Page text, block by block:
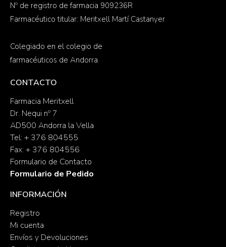
Nº de registro de farmacia 909236R
Farmacéutico titular: Meritxell Martí Castanyer
Colegiado en el colegio de
farmacéuticos de Andorra
CONTACTO
Farmacia Meritxell
Dr. Nequi nº 7
AD500 Andorra la Vella
Tel: + 376 804555
Fax: + 376 804556
Formulario de Contacto
Formulario de Pedido
INFORMACIÓN
Registro
Mi cuenta
Envíos y Devoluciones